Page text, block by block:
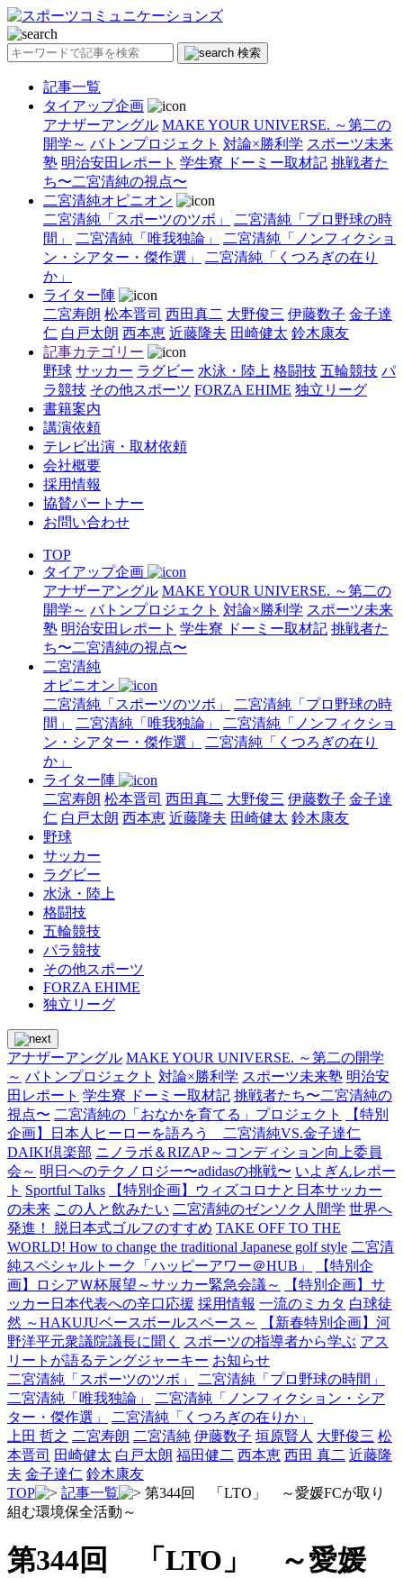
検索
記事一覧
タイアップ企画
アナザーアングル MAKE YOUR UNIVERSE. ～第二の
開学～ バトンプロジェクト 対論×勝利学 スポーツ未来
塾 明治安田レポート 学生寮 ドーミー取材記 挑戦者た
ち〜二宮清純の視点〜
二宮清純オピニオン
二宮清純「スポーツのツボ」
二宮清純「プロ野球の時
間」
二宮清純「唯我独論」
二宮清純「ノンフィクショ
ン・シアター・傑作選」
二宮清純「くつろぎの在り
か」
ライター陣
二宮寿朗 松本晋司 西田真二 大野俊三 伊藤数子 金子達
仁 白戸太朗 西本恵 近藤隆夫 田崎健太 鈴木康友
記事カテゴリー
野球 サッカー ラグビー 水泳・陸上 格闘技 五輪競技 パ
ラ競技 その他スポーツ FORZA EHIME 独立リーグ
書籍案内
講演依頼
テレビ出演・取材依頼
会社概要
採用情報
協賛パートナー
お問い合わせ
TOP
タイアップ企画
アナザーアングル MAKE YOUR UNIVERSE. ～第二の
開学～ バトンプロジェクト 対論×勝利学 スポーツ未来
塾 明治安田レポート 学生寮 ドーミー取材記 挑戦者た
ち〜二宮清純の視点〜
二宮清純
オピニオン
二宮清純「スポーツのツボ」
二宮清純「プロ野球の時
間」
二宮清純「唯我独論」
二宮清純「ノンフィクショ
ン・シアター・傑作選」
二宮清純「くつろぎの在り
か」
ライター陣
二宮寿朗 松本晋司 西田真二 大野俊三 伊藤数子 金子達
仁 白戸太朗 西本恵 近藤隆夫 田崎健太 鈴木康友
野球
サッカー
ラグビー
水泳・陸上
格闘技
五輪競技
パラ競技
その他スポーツ
FORZA EHIME
独立リーグ
アナザーアングル MAKE YOUR UNIVERSE. ～第二の開学
～ バトンプロジェクト 対論×勝利学 スポーツ未来塾 明治安
田レポート 学生寮 ドーミー取材記 挑戦者たち〜二宮清純の
視点〜 二宮清純の「おなかを育てる」プロジェクト
【特別
企画】日本人ヒーローを語ろう 二宮清純VS.金子達仁
DAIKI倶楽部 ニノラボ＆RIZAP～コンディション向上委員
会～ 明日へのテクノロジー〜adidasの挑戦〜 いよぎんレポー
ト Sportful Talks
【特別企画】ウィズコロナと日本サッカー
の未来 この人と飲みたい 二宮清純のゼンソク人間学 世界へ
発進！ 脱日本式ゴルフのすすめ TAKE OFF TO THE
WORLD! How to change the traditional Japanese golf style 二宮清
純スペシャルトーク「ハッピーアワー＠HUB」
【特別企
画】ロシアＷ杯展望～サッカー緊急会議～
【特別企画】サ
ッカー日本代表への辛口応援 採用情報 一流のミカタ 白球徒
然 ～HAKUJUベースボールスペース～
【新春特別企画】河
野洋平元衆議院議長に聞く
スポーツの指導者から学ぶ アス
リートが語るテングジャーキー お知らせ
二宮清純「スポーツのツボ」
二宮清純「プロ野球の時間」
二宮清純「唯我独論」
二宮清純「ノンフィクション・シア
ター・傑作選」
二宮清純「くつろぎの在りか」
上田 哲之 二宮寿朗 二宮清純 伊藤数子 垣原賢人 大野俊三 松
本晋司 田崎健太 白戸太朗 福田健二 西本恵 西田 真二 近藤隆
夫 金子達仁 鈴木康友
TOP
記事一覧
第344回 「LTO」 ～愛媛FCが取り
組む環境保全活動～
第344回 「LTO」 ～愛媛